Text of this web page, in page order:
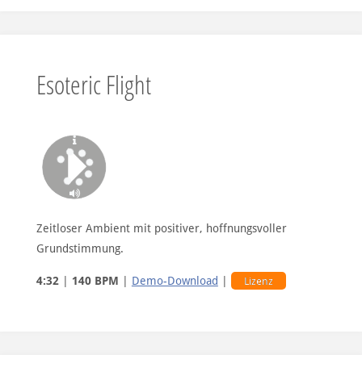
Esoteric Flight
Zeitloser Ambient mit positiver, hoffnungsvoller
Grundstimmung.
4:32| 140 BPM | Demo-Download | Lizenz